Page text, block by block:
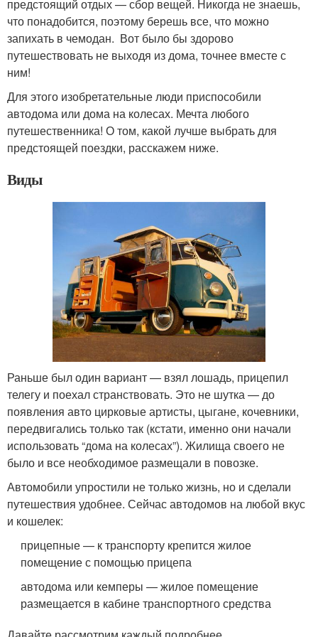
предстоящий отдых — сбор вещей. Никогда не знаешь,
что понадобится, поэтому берешь все, что можно
запихать в чемодан. Вот было бы здорово
путешествовать не выходя из дома, точнее вместе с
ним!
Для этого изобретательные люди приспособили
автодома или дома на колесах. Мечта любого
путешественника! О том, какой лучше выбрать для
предстоящей поездки, расскажем ниже.
Виды
Раньше был один вариант — взял лошадь, прицепил
телегу и поехал странствовать. Это не шутка — до
появления авто цирковые артисты, цыгане, кочевники,
передвигались только так (кстати, именно они начали
использовать “дома на колесах”). Жилища своего не
было и все необходимое размещали в повозке.
Автомобили упростили не только жизнь, но и сделали
путешествия удобнее. Сейчас автодомов на любой вкус
и кошелек:
прицепные — к транспорту крепится жилое
помещение с помощью прицепа
автодома или кемперы — жилое помещение
размещается в кабине транспортного средства